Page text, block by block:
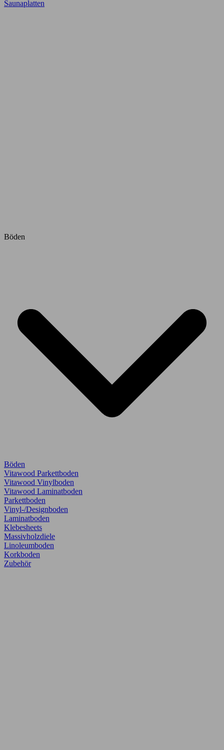
Saunaplatten
Böden
Böden
Vitawood Parkettboden
Vitawood Vinylboden
Vitawood Laminatboden
Parkettboden
Vinyl-/Designboden
Laminatboden
Klebesheets
Massivholzdiele
Linoleumboden
Korkboden
Zubehör